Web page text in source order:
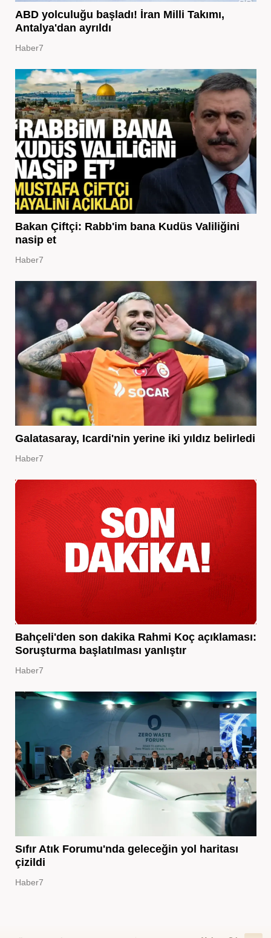
ABD yolculuğu başladı! İran Milli Takımı,
Antalya'dan ayrıldı
Haber7
Bakan Çiftçi: Rabb'im bana Kudüs Valiliğini
nasip et
Haber7
Galatasaray, Icardi'nin yerine iki yıldız belirledi
Haber7
Bahçeli'den son dakika Rahmi Koç açıklaması:
Soruşturma başlatılması yanlıştır
Haber7
Sıfır Atık Forumu'nda geleceğin yol haritası
çizildi
Haber7